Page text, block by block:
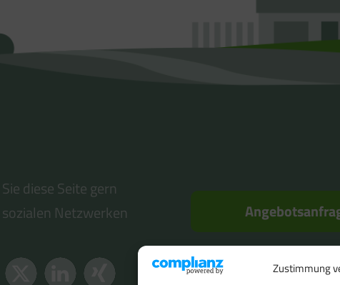
Zustimmung
diese Seite gern
Netzwerken
Folgen Sie uns